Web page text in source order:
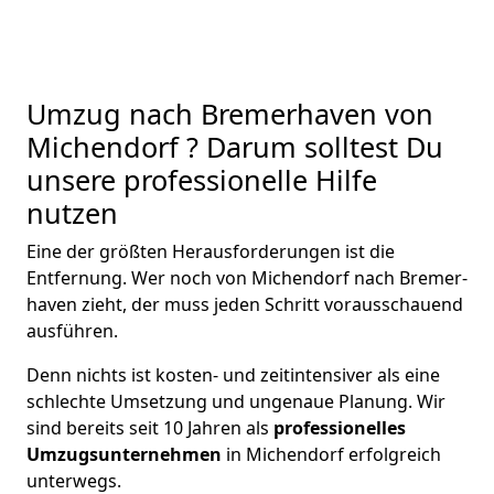
Umzug nach Bremer­haven von
Michendorf ? Darum solltest Du
unsere professionelle Hilfe
nutzen
Eine der größten Herausforderungen ist die
Entfernung. Wer noch von Michendorf nach Bremer­
haven zieht, der muss jeden Schritt vorausschauend
ausführen.
Denn nichts ist kosten- und zeitintensiver als eine
schlechte Umsetzung und ungenaue Planung. Wir
sind bereits seit 10 Jahren als professionelles
Umzugsunternehmen in Michendorf erfolgreich
unterwegs.